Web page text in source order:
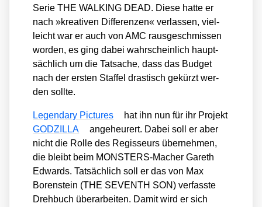
Serie THE WALKING DEAD. Die­se hat­te er
nach »krea­ti­ven Dif­fe­ren­zen« ver­las­sen, viel­
leicht war er auch von AMC raus­ge­schmis­sen
wor­den, es ging dabei wahr­schein­lich haupt­
säch­lich um die Tat­sa­che, dass das Bud­get
nach der ers­ten Staf­fel dras­tisch gekürzt wer­
den soll­te.
Legen­da­ry Pic­tures
hat ihn nun für ihr Pro­jekt
GODZILLA
ange­heu­rert. Dabei soll er aber
nicht die Rol­le des Regis­seurs über­neh­men,
die bleibt beim MONS­TERS-Macher Gareth
Edwards. Tat­säch­lich soll er das von Max
Boren­stein (THE SEVENTH SON) ver­fass­te
Dreh­buch über­ar­bei­ten. Damit wird er sich